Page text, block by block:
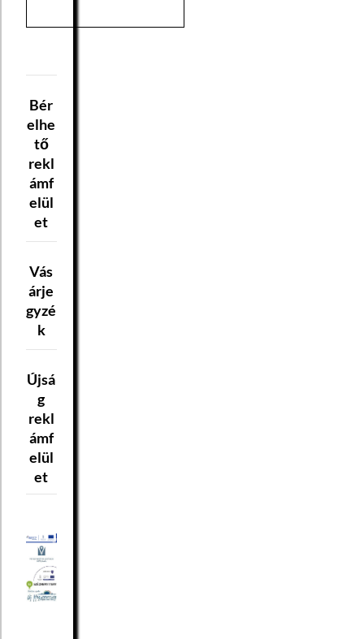
Bér
elhe
tő
rekl
ámf
elül
et
Vás
árje
gyzé
k
Újsá
g
rekl
ámf
elül
et